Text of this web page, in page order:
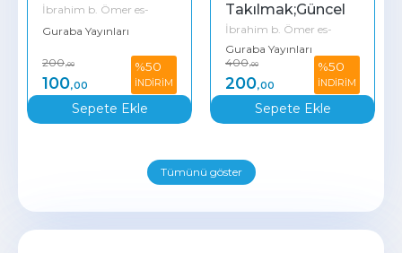
Sepete Ekle
İbrahim b. Ömer es-
Sekran
Guraba Yayınları
%50
İNDİRİM
200,00
100,00
Sepete Ekle
Takılmak;Güncel
Olayların Peşine
Düşüp İlimden ve
İslami...
İbrahim b. Ömer es-
Sekran
Guraba Yayınları
%50
İNDİRİM
400,00
200,00
Tümünü göster